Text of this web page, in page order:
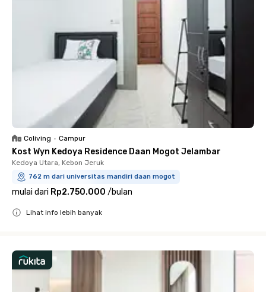
Coliving • Campur
Kost Wyn Kedoya Residence Daan Mogot Jelambar
Kedoya Utara, Kebon Jeruk
762 m dari universitas mandiri daan mogot
mulai dari Rp2.750.000 /bulan
Lihat info lebih banyak